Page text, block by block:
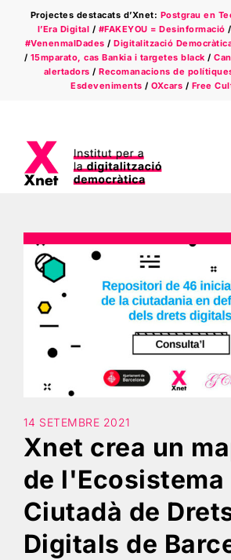
content
Projectes destacats d’Xnet: Postgrau en
l’Era Digital / #FAKEYOU = Desinformació
#VenenmalDades /Digitalització
/ 15mparato, cas Bankia i targetes black /
alertadors /Recomanacions de
Esdeveniments /OXcars / Free
Àmbits
Xnet a la premsa
Newsletter
Cercar
14 SETEMBRE 2021
Xnet crea un
de l'Ecosistema
Ciutadà de
Digitals de